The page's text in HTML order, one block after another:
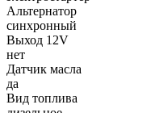
Альтернатор
синхронный
Выход 12V
нет
Датчик масла
да
Вид топлива